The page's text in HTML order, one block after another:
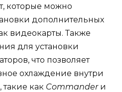
которые можно
дополнительных
видеокарты. Также
для установки
что позволяет
охлаждение внутри
как Commanderи